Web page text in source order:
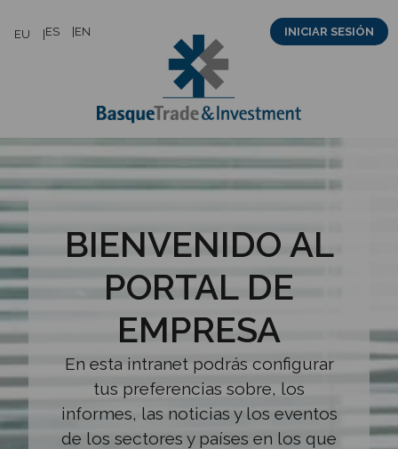
EU ES EN INICIAR SESIÓN
BIENVENIDO AL
PORTAL DE
EMPRESA
En esta intranet podrás configurar
tus preferencias sobre, los
informes, las noticias y los eventos
de los sectores y países en los que